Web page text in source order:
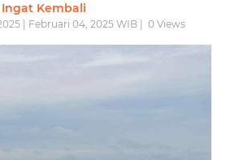
Ingat Kembali
| Februari 04, 2025 WIB | 0 Views